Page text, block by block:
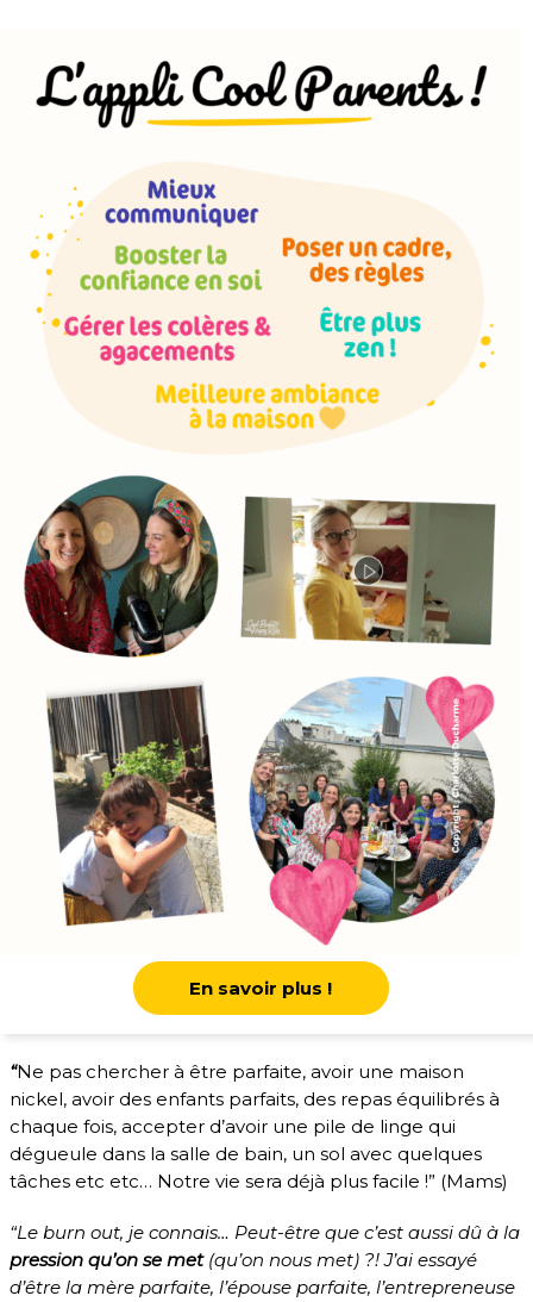
En savoir plus !
“Ne pas chercher à être parfaite, avoir une maison
nickel, avoir des enfants parfaits, des repas équilibrés à
chaque fois, accepter d’avoir une pile de linge qui
dégueule dans la salle de bain, un sol avec quelques
tâches etc etc… Notre vie sera déjà plus facile !” (Mams)
“Le burn out, je connais… Peut-être que c’est aussi dû à la
pression qu’on se met(qu’on nous met) ?! J’ai essayé
d’être la mère parfaite, l’épouse parfaite, l’entrepreneuse